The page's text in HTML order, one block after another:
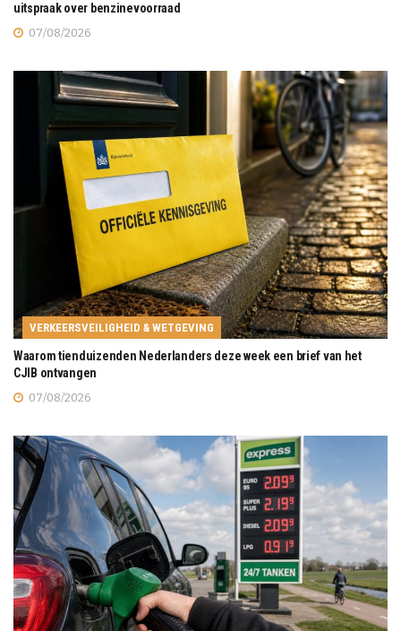
uitspraak over benzinevoorraad
07/08/2026
VERKEERSVEILIGHEID & WETGEVING
Waarom tienduizenden Nederlanders deze week een brief van het
CJIB ontvangen
07/08/2026